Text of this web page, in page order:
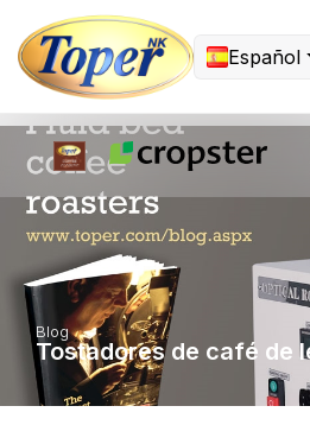
Español
Blog
Tostadores de café de